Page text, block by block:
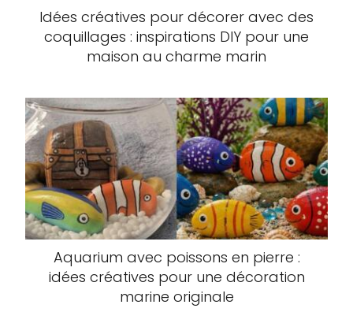
Idées créatives pour décorer avec des
coquillages : inspirations DIY pour une
maison au charme marin
Aquarium avec poissons en pierre :
idées créatives pour une décoration
marine originale